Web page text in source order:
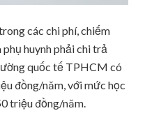
các chi phí, chiếm
huynh phải chi trả
quốc tế TPHCM có
đồng/năm, với mức học
triệu đồng/năm.